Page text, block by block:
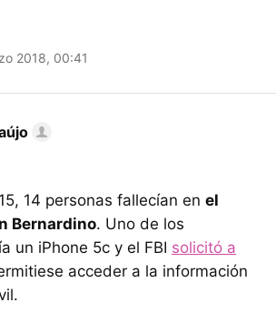
2018, 00:41
14 personas fallecían en el
Bernardino. Uno de los
un iPhone 5c y el FBI solicitó a
acceder a la información